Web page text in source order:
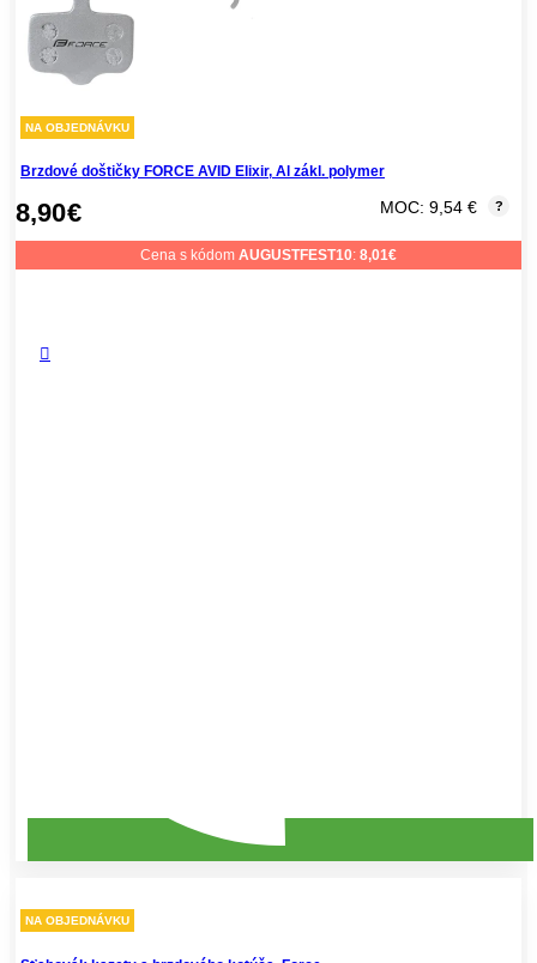
NA OBJEDNÁVKU
Brzdové doštičky FORCE AVID Elixir, Al zákl. polymer
8,90€ MOC: 9,54 € ?
Cena s kódom AUGUSTFEST10: 8,01€
NA OBJEDNÁVKU